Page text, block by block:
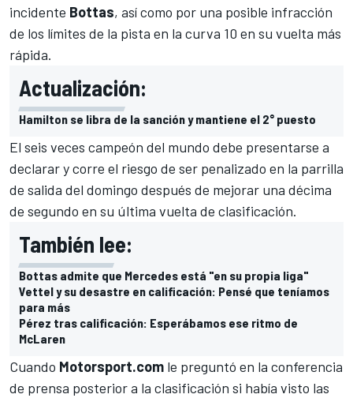
incidente Bottas, así como por una posible infracción
de los límites de la pista en la curva 10 en su vuelta más
rápida.
Actualización:
Hamilton se libra de la sanción y mantiene el 2° puesto
El seis veces campeón del mundo debe presentarse a
declarar y corre el riesgo de ser penalizado en la parrilla
de salida del domingo después de mejorar una décima
de segundo en su última vuelta de clasificación.
También lee:
Bottas admite que Mercedes está "en su propia liga"
Vettel y su desastre en calificación: Pensé que teníamos
para más
Pérez tras calificación: Esperábamos ese ritmo de
McLaren
Cuando Motorsport.com le preguntó en la conferencia
de prensa posterior a la clasificación si había visto las